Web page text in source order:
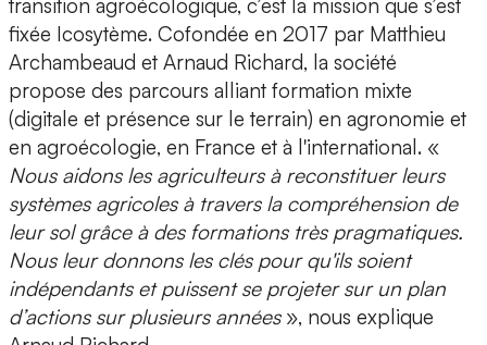
transition agroécologique, c’est la mission que s’est
fixée Icosytème. Cofondée en 2017 par Matthieu
Archambeaud et Arnaud Richard, la société
propose des parcours alliant formation mixte
(digitale et présence sur le terrain) en agronomie et
en agroécologie, en France et à l'international. «
Nous aidons les agriculteurs à reconstituer leurs
systèmes agricolesà travers la compréhension de
leur sol grâce à des formations très pragmatiques.
Nous leur donnons les clés pour qu'ils soient
indépendants et puissent se projeter sur un plan
d’actions sur plusieurs années», nous explique